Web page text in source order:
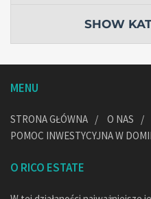
SHOW
MENU
STRONA GŁÓWNA O NAS
POMOC INWESTYCYJNA W
O RICO ESTATE